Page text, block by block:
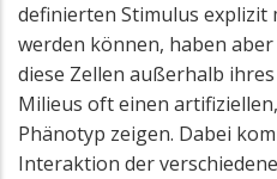
definierten Stimulus explizit
werden können, haben
diese Zellen außerhalb
Milieus oft einen
Phänotyp zeigen. Dabei
Interaktion der